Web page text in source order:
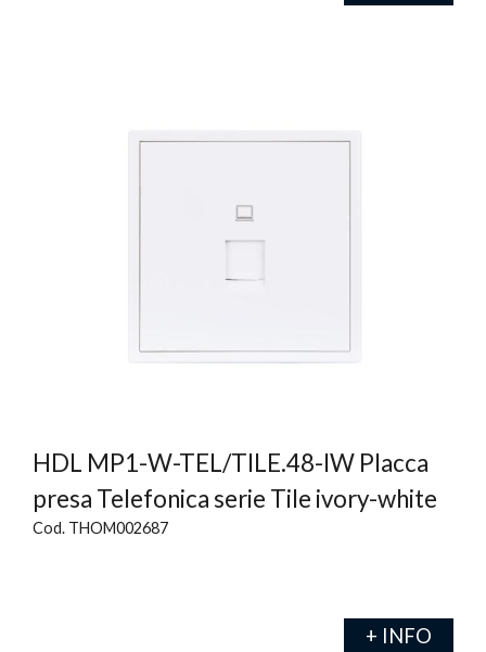
HDL MP1-W-TEL/TILE.48-IW Placca
presa Telefonica serie Tile ivory-white
Cod. THOM002687
+ INFO